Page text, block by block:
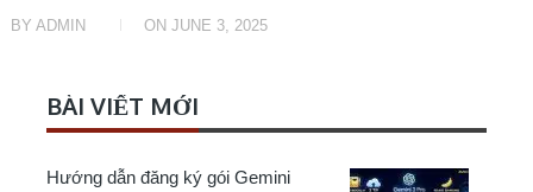
BY ADMIN ON JUNE 3, 2025
BÀI VIẾT MỚI
Hướng dẫn đăng ký gói Gemini